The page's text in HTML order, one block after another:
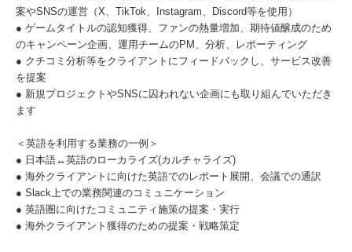
案やSNSの運営（X、TikTok、Instagram、Discord等を使用）
● ゲームタイトルの認知獲得、ファンの熱量増加、期待値醸成のため
のキャンペーン企画、運用チームのPM、分析、レポーティング
● クチコミ分析等をクライアントにフィードバックし、サービス改善
を提案
● 新規プロジェクトやSNSに囚われない企画にも取り組んでいただき
ます
＜英語を利用する業務の一例＞
● 日本語↔︎英語のローカライズ(カルチャライズ)
● 海外クライアントに向けた英語でのレポート展開、会議での通訳
● Slack上での業務関連のコミュニケーション
● 英語圏に向けたコミュニティ施策の提案・実行
● 海外クライアント獲得のための提案・戦略策定